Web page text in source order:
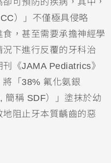
）」不僅極具侵略
，甚至需要承擔神經學
況下進行反覆的 牙科治
《JAMA Pediatrics》
「38% 氟化氨銀
簡稱 SDF）」塗抹於幼
阻止牙本質齲齒的惡